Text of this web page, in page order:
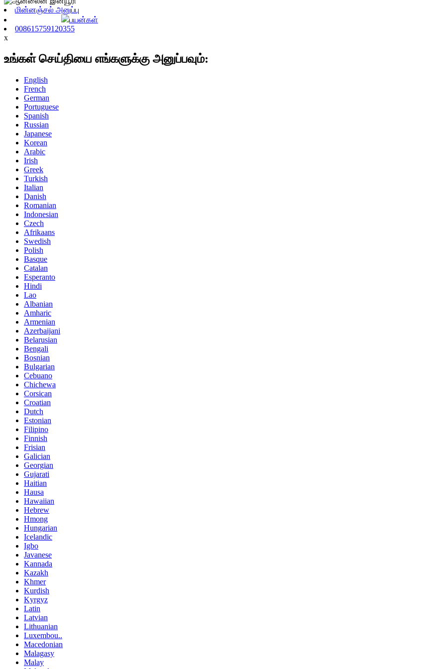
மின்னஞ்சல் அனுப்பு
பயன்கள்
008615759120355
x
உங்கள் செய்தியை எங்களுக்கு அனுப்பவும்:
English
French
German
Portuguese
Spanish
Russian
Japanese
Korean
Arabic
Irish
Greek
Turkish
Italian
Danish
Romanian
Indonesian
Czech
Afrikaans
Swedish
Polish
Basque
Catalan
Esperanto
Hindi
Lao
Albanian
Amharic
Armenian
Azerbaijani
Belarusian
Bengali
Bosnian
Bulgarian
Cebuano
Chichewa
Corsican
Croatian
Dutch
Estonian
Filipino
Finnish
Frisian
Galician
Georgian
Gujarati
Haitian
Hausa
Hawaiian
Hebrew
Hmong
Hungarian
Icelandic
Igbo
Javanese
Kannada
Kazakh
Khmer
Kurdish
Kyrgyz
Latin
Latvian
Lithuanian
Luxembou..
Macedonian
Malagasy
Malay